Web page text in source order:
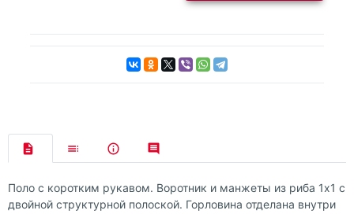
Поло с коротким рукавом. Воротник и манжеты из риба 1х1 с
двойной структурной полоской. Горловина отделана внутри